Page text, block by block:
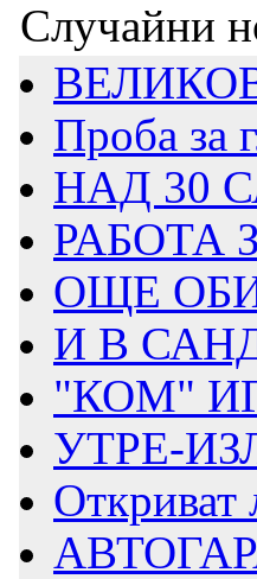
Случайни
Проба за
НАД 30
РАБОТА
ОЩЕ
И В
"КОМ"
УТРЕ-
Откриват